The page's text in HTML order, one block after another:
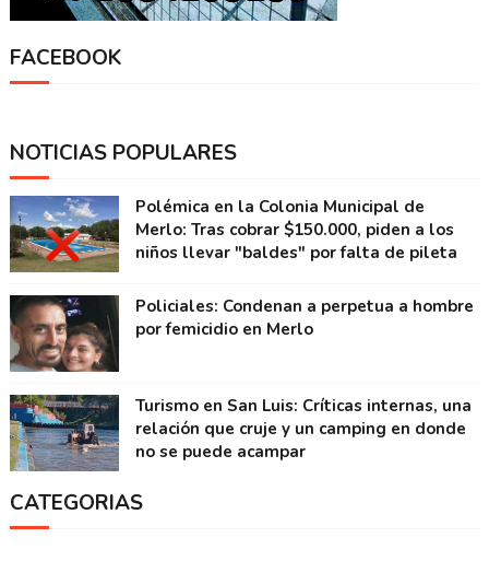
FACEBOOK
NOTICIAS POPULARES
Polémica en la Colonia Municipal de
Merlo: Tras cobrar $150.000, piden a los
niños llevar "baldes" por falta de pileta
Policiales: Condenan a perpetua a hombre
por femicidio en Merlo
Turismo en San Luis: Críticas internas, una
relación que cruje y un camping en donde
no se puede acampar
CATEGORIAS